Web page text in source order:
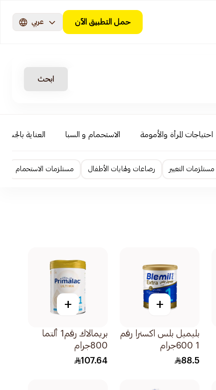
حمل التطبيق الآن عربي
ابحث
احتياجات المرأة والأمومة الاستحمام و السبا العناية بالجسم
مستلزمات التغيير رضاعات ولهايات الأطفال مستلزمات الاستحمام
+
بليميل بلس اكسترا رقم
1 600جرام
88.5
+
بريمالاك رقم1 ألتما
800جرام
107.64